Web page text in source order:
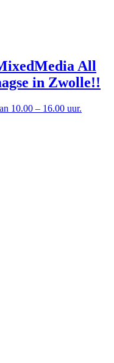
All
in Zwolle!!
10.00 – 16.00 uur.